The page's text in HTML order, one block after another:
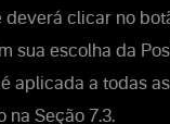
deverá clicar no
sua escolha da
aplicada a todas
na Seção 7.3.